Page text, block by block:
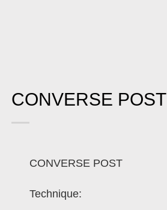
CONVERSE POST
CONVERSE POST
Technique: